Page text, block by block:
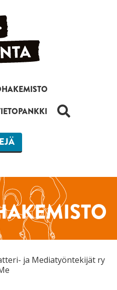
HAKU
ja Mediatyöntekijät ry